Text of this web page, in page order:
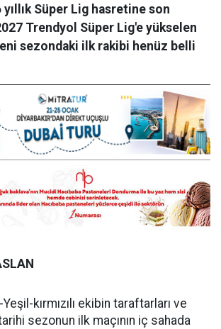
yıllık Süper Lig hasretine son
Trendyol Süper Lig'e yükselen
sezondaki ilk rakibi henüz belli
-Yeşil-kırmızılı ekibin taraftarları ve
sezonun ilk maçının iç sahada